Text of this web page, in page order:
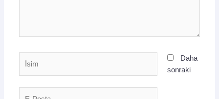
Daha
sonraki